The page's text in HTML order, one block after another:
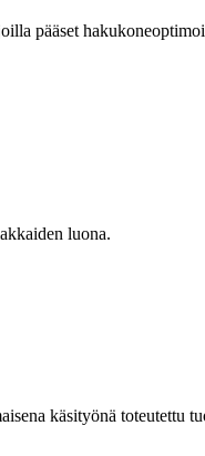
pääset
luona.
käsityönä toteutettu